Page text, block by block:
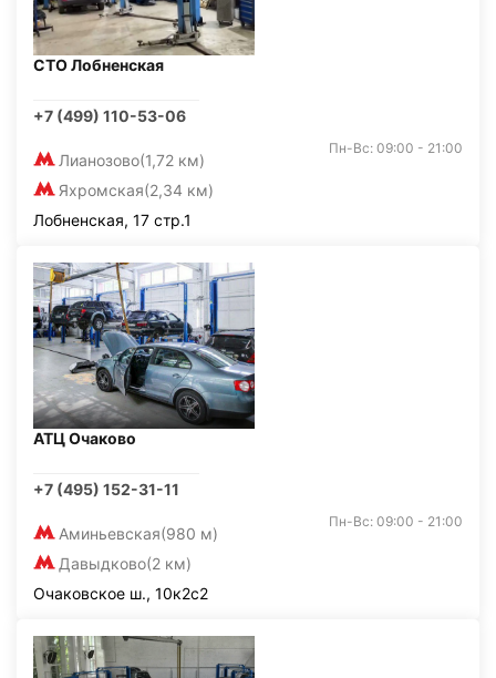
СТО Лобненская
+7 (499) 110-53-06
Лианозово(1,72 км)
Яхромская(2,34 км)
Пн-Вс: 09:00 - 21:00
Лобненская, 17 стр.1
АТЦ Очаково
+7 (495) 152-31-11
Аминьевская(980 м)
Давыдково(2 км)
Пн-Вс: 09:00 - 21:00
Очаковское ш., 10к2с2